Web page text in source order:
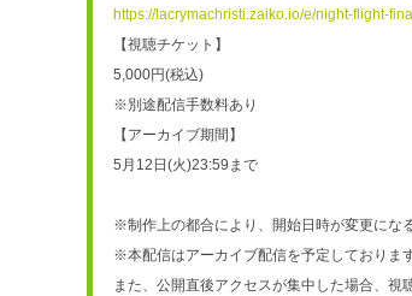
https://lacrymachristi.zaiko.io/e/night-flight-
【視聴チケット】
5,000円(税込)
※別途配信手数料あり
【アーカイブ期間】
5月12日(火)23:59まで
※制作上の都合により、開始日時が変更にな
※本配信はアーカイブ配信を予定しておりま
また、公開直後アクセスが集中した場合、視